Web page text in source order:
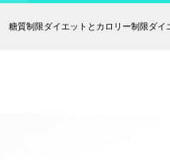
糖質制限ダイエットとカロリー制限ダイ